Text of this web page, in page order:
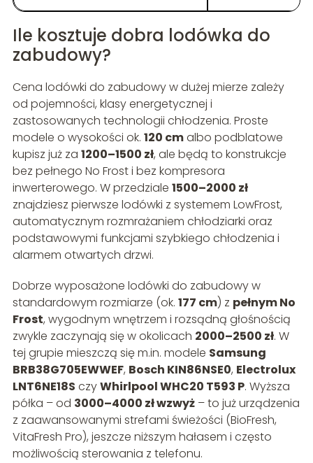
Ile kosztuje dobra lodówka do
zabudowy?
Cena lodówki do zabudowy w dużej mierze zależy
od pojemności, klasy energetycznej i
zastosowanych technologii chłodzenia. Proste
modele o wysokości ok. 120 cmalbo podblatowe
kupisz już za 1200–1500 zł, ale będą to konstrukcje
bez pełnego No Frost i bez kompresora
inwerterowego. W przedziale 1500–2000 zł
znajdziesz pierwsze lodówki z systemem LowFrost,
automatycznym rozmrażaniem chłodziarki oraz
podstawowymi funkcjami szybkiego chłodzenia i
alarmem otwartych drzwi.
Dobrze wyposażone lodówki do zabudowy w
standardowym rozmiarze (ok. 177 cm) z pełnym No
Frost, wygodnym wnętrzem i rozsądną głośnością
zwykle zaczynają się w okolicach 2000–2500 zł. W
tej grupie mieszczą się m.in. modele Samsung
BRB38G705EWWEF, Bosch KIN86NSE0, Electrolux
LNT6NE18S czyWhirlpool WHC20 T593 P. Wyższa
półka – od 3000–4000 zł wzwyż– to już urządzenia
z zaawansowanymi strefami świeżości (BioFresh,
VitaFresh Pro), jeszcze niższym hałasem i często
możliwością sterowania z telefonu.